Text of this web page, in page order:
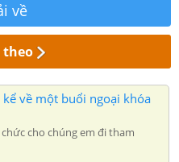
về
theo
về một buổi ngoại khóa
cho chúng em đi tham